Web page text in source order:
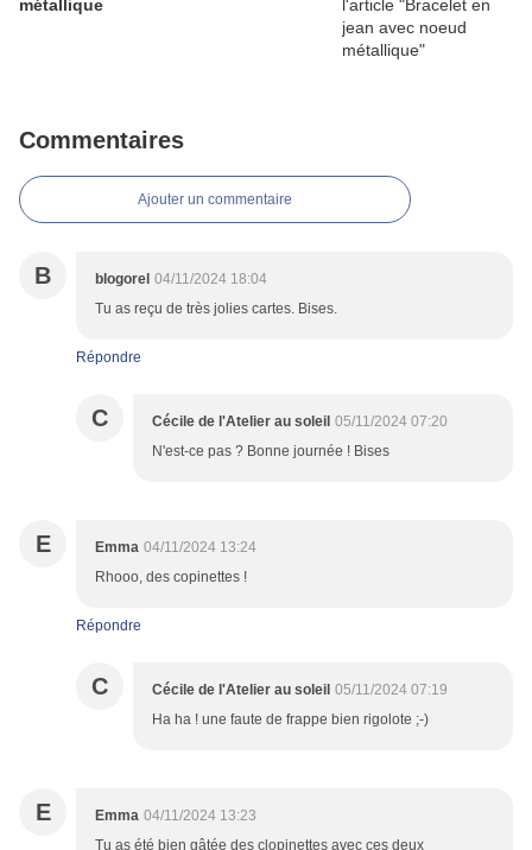
métallique
Commentaires
Ajouter un commentaire
B blogorel 04/11/2024 18:04
Tu as reçu de très jolies cartes. Bises.
Répondre
C Cécile de l'Atelier au soleil 05/11/2024 07:20
N'est-ce pas ? Bonne journée ! Bises
E Emma 04/11/2024 13:24
Rhooo, des copinettes !
Répondre
C Cécile de l'Atelier au soleil 05/11/2024 07:19
Ha ha ! une faute de frappe bien rigolote ;-)
E Emma 04/11/2024 13:23
Tu as été bien gâtée des clopinettes avec ces deux